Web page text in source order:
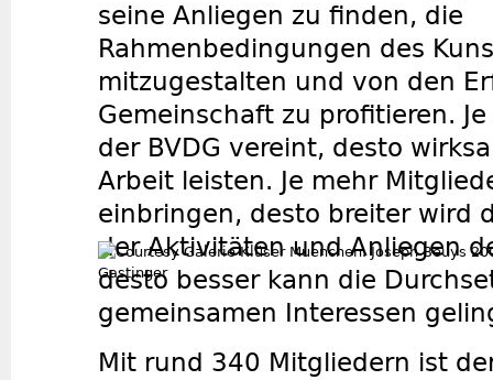
seine Anliegen zu finden, die
Rahmenbedingungen des
mitzugestalten und von den
Gemeinschaft zu profitieren.
der BVDG vereint, desto
Arbeit leisten. Je mehr
einbringen, desto breiter wird
der Aktivitäten und Anliegen
desto besser kann die
gemeinsamen Interessen
Mit rund 340 Mitgliedern ist